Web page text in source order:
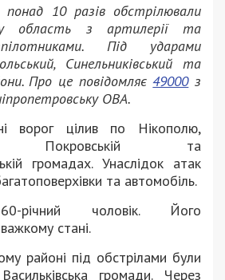
понад 10 разів обстрілювали
область з артилерії та
Під ударами
Синельниківський та
Про це повідомляє49000з
ОВА.
ворог цілив по Нікополю,
Покровській та
громадах. Унаслідок атак
та автомобіль.
річний чоловік. Його
стані.
районі під обстрілами були
громади. Через